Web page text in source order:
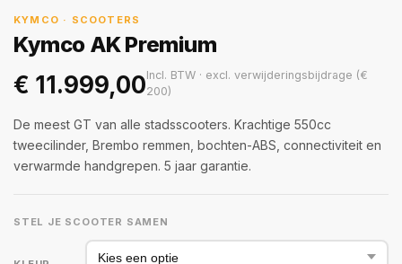
KYMCO · SCOOTERS
Kymco AK Premium
€ 11.999,00Incl. BTW · excl. verwijderingsbijdrage (€
200)
De meest GT van alle stadsscooters. Krachtige 550cc
tweecilinder, Brembo remmen, bochten-ABS, connectiviteit en
verwarmde handgrepen. 5 jaar garantie.
STEL JE SCOOTER SAMEN